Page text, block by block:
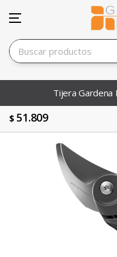
Tijera Gardena
$ 51.809